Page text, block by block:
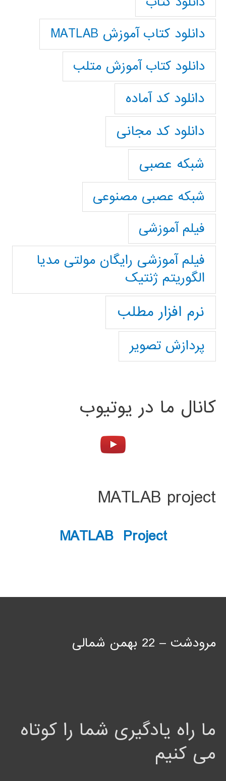
دانلود کتاب آموزش MATLAB
دانلود کتاب آموزش متلب
دانلود کد آماده
دانلود کد مجانی
شبکه عصبی
شبکه عصبی مصنوعی
فیلم آموزشی
فیلم آموزشی رایگان مولتی مدیا
الگوریتم ژنتیک
نرم افزار مطلب
پردازش تصویر
کانال ما در یوتیوب
MATLAB project
MATLAB Project
مرودشت – 22 بهمن شمالی
ما راه یادگیری شما را کوتاه
می کنیم